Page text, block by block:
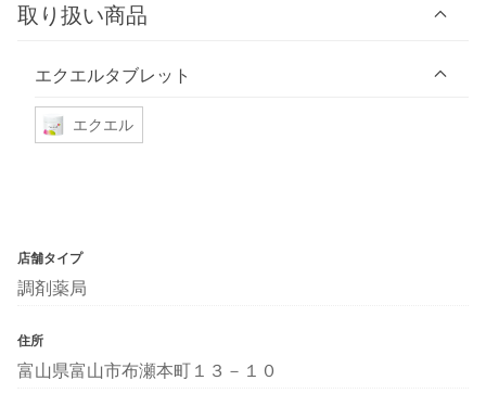
取り扱い商品
エクエルタブレット
エクエル
店舗タイプ
調剤薬局
住所
富山県富山市布瀬本町１３－１０